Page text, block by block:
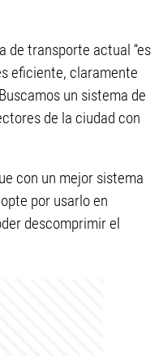
de transporte actual “es
eficiente, claramente
un sistema de
de la ciudad con
con un mejor sistema
por usarlo en
descomprimir el